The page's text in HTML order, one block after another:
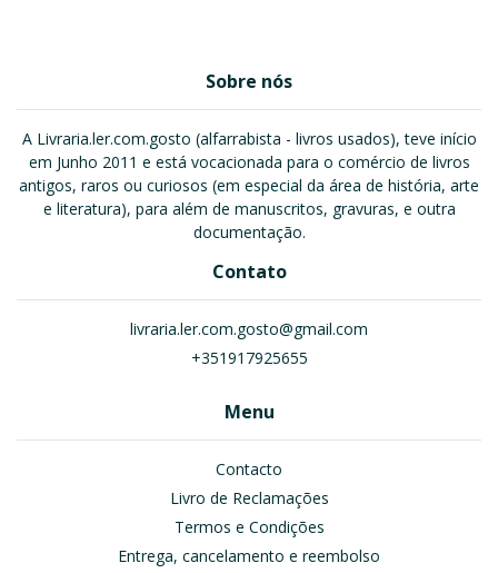
Sobre nós
A Livraria.ler.com.gosto (alfarrabista - livros usados), teve início
em Junho 2011 e está vocacionada para o comércio de livros
antigos, raros ou curiosos (em especial da área de história, arte
e literatura), para além de manuscritos, gravuras, e outra
documentação.
Contato
livraria.ler.com.gosto@gmail.com
+351917925655
Menu
Contacto
Livro de Reclamações
Termos e Condições
Entrega, cancelamento e reembolso